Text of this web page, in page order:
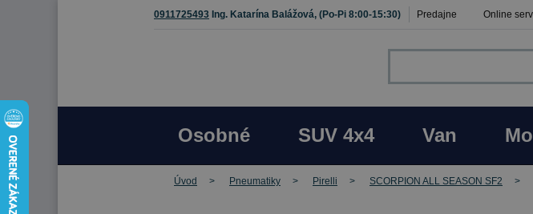
0911725493 Ing. Katarína Balážová, (Po-Pi 8:00-15:30) Predajne Online
Osobné SUV 4x4 Van
Úvod Pneumatiky Pirelli SCORPION ALL SEASON SF2